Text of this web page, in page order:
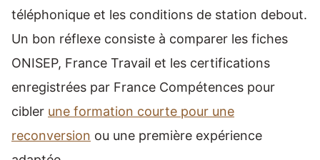
téléphonique et les conditions de station debout.
Un bon réflexe consiste à comparer les fiches
ONISEP, France Travail et les certifications
enregistrées par France Compétences pour
cibler une formation courte pour une
reconversion ou une première expérience